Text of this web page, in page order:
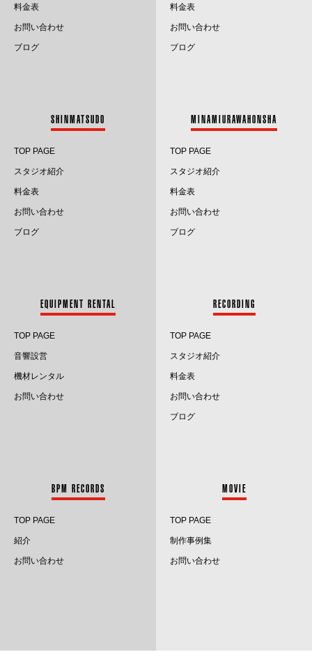
2025.2
2025.1
2024.8
2024.4
2024.2
2024.1
2023.9
料金表
お問い合わせ
ブログ
料金表
お問い合わせ
ブログ
SHINMATSUDO
TOP PAGE
スタジオ紹介
料金表
お問い合わせ
ブログ
MINAMIURAWAHONSHA
TOP PAGE
スタジオ紹介
料金表
お問い合わせ
ブログ
EQUIPMENT RENTAL
TOP PAGE
音響設営
機材レンタル
お問い合わせ
RECORDING
TOP PAGE
スタジオ紹介
料金表
お問い合わせ
ブログ
BPM RECORDS
TOP PAGE
紹介
お問い合わせ
MOVIE
TOP PAGE
制作事例集
お問い合わせ